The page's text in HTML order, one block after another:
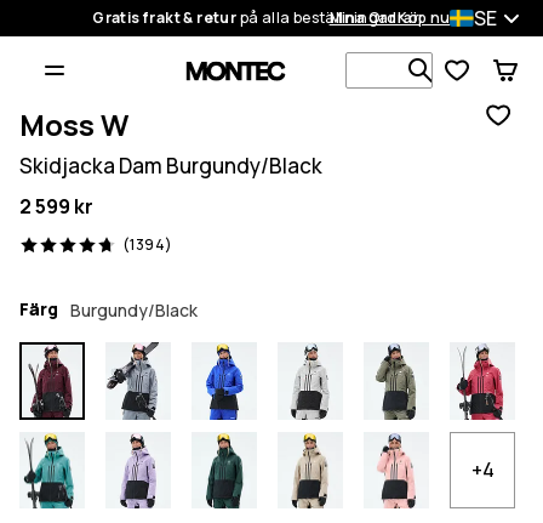
Gratis frakt & returpå alla beställningarKöp nu
Mina Ordrar SE
Sök bland
Moss W
Skidjacka Dam Burgundy/Black
2 599 kr
(1394)
1394 recensioner, 4.7/5
Färg Burgundy/Black
+4